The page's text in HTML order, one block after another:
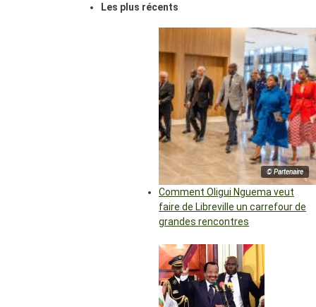
Les plus récents
© Partenaire
Comment Oligui Nguema veut
faire de Libreville un carrefour de
grandes rencontres